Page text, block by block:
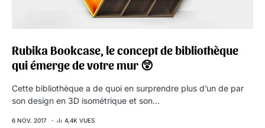
Rubika Bookcase, le concept de bibliothèque
qui émerge de votre mur 😲
Cette bibliothèque a de quoi en surprendre plus d’un de par
son design en 3D isométrique et son…
6 NOV. 2017 4,4K VUES